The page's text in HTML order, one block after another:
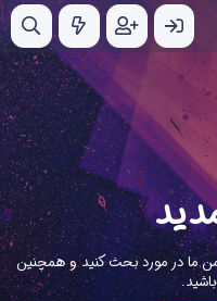
ما در مورد بحث کنید و همچنین